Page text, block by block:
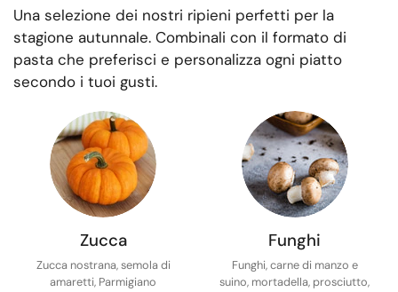
Una selezione dei nostri ripieni perfetti per la
stagione autunnale. Combinali con il formato di
pasta che preferisci e personalizza ogni piatto
secondo i tuoi gusti.
Zucca
Zucca nostrana, semola di
amaretti, Parmigiano
Funghi
Funghi, carne di manzo e
suino, mortadella, prosciutto,